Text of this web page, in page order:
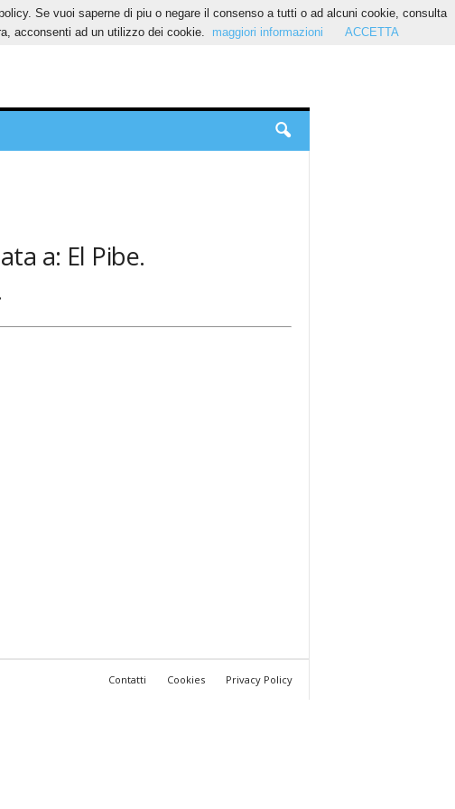
a: El Pibe.
Contatti Cookies Privacy Policy
Se vuoi saperne di piu o negare il consenso a tutti o ad alcuni cookie, consulta
acconsenti ad un utilizzo dei cookie.
maggiori informazioni ACCETTA